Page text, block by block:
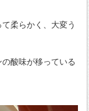
柔らかく、大変う
酸味が移っている